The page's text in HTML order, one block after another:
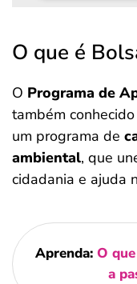
O que é
O Programa de
também
um programa de
ambiental, que
cidadania e ajuda
Aprenda: O
a